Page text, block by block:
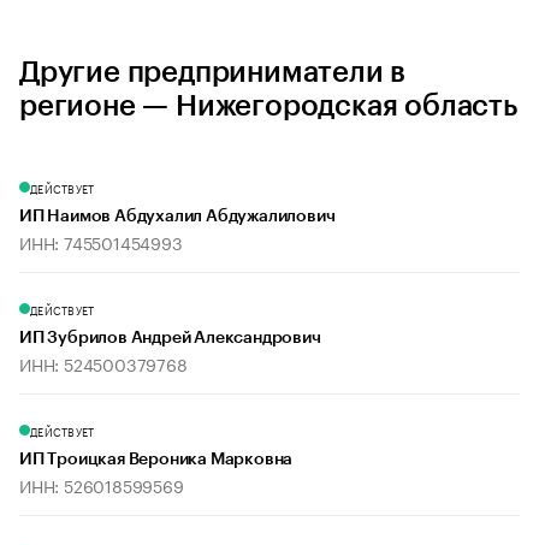
Другие предприниматели в
регионе — Нижегородская область
ДЕЙСТВУЕТ
ИП Наимов Абдухалил Абдужалилович
ИНН: 745501454993
ДЕЙСТВУЕТ
ИП Зубрилов Андрей Александрович
ИНН: 524500379768
ДЕЙСТВУЕТ
ИП Троицкая Вероника Марковна
ИНН: 526018599569